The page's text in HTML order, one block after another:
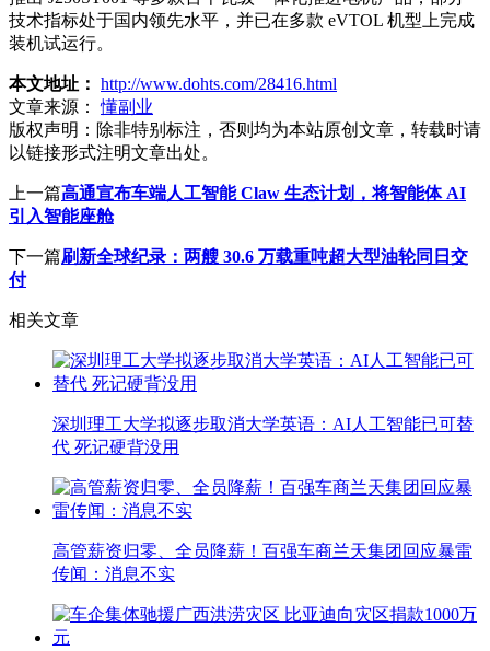
技术指标处于国内领先水平，并已在多款 eVTOL 机型上完成
装机试运行。
本文地址： http://www.dohts.com/28416.html
文章来源：
懂副业
版权声明： 除非特别标注，否则均为本站原创文章，转载时请
以链接形式注明文章出处。
上一篇高通宣布车端人工智能 Claw 生态计划，将智能体 AI
引入智能座舱
下一篇刷新全球纪录：两艘 30.6 万载重吨超大型油轮同日交
付
相关文章
深圳理工大学拟逐步取消大学英语：AI人工智能已可替
代 死记硬背没用
高管薪资归零、全员降薪！百强车商兰天集团回应暴雷
传闻：消息不实